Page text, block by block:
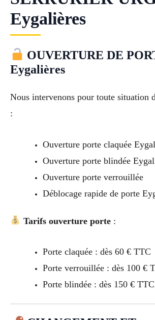
Eygalières
OUVERTURE DE
Eygalières
Nous intervenons pour toute situation
:
Ouverture porte claquée
Ouverture porte blindée
Ouverture porte verrouillée
Déblocage rapide de porte
Tarifs ouverture porte:
Porte claquée : dès 60 € TTC
Porte verrouillée : dès 100 €
Porte blindée : dès 150 € TTC